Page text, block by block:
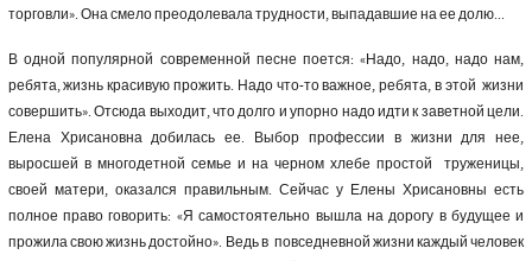
торговли». Она смело преодолевала трудности, выпадавшие на ее долю...
В одной популярной современной песне поется: «Надо, надо, надо нам,
ребята, жизнь красивую прожить. Надо что-то важное, ребята, в этой жизни
совершить». Отсюда выходит, что долго и упорно надо идти к заветной цели.
Елена Хрисановна добилась ее. Выбор профессии в жизни для нее,
выросшей в многодетной семье и на черном хлебе простой труженицы,
своей матери, оказался правильным. Сейчас у Елены Хрисановны есть
полное право говорить: «Я самостоятельно вышла на дорогу в будущее и
прожила свою жизнь достойно». Ведь в повседневной жизни каждый человек